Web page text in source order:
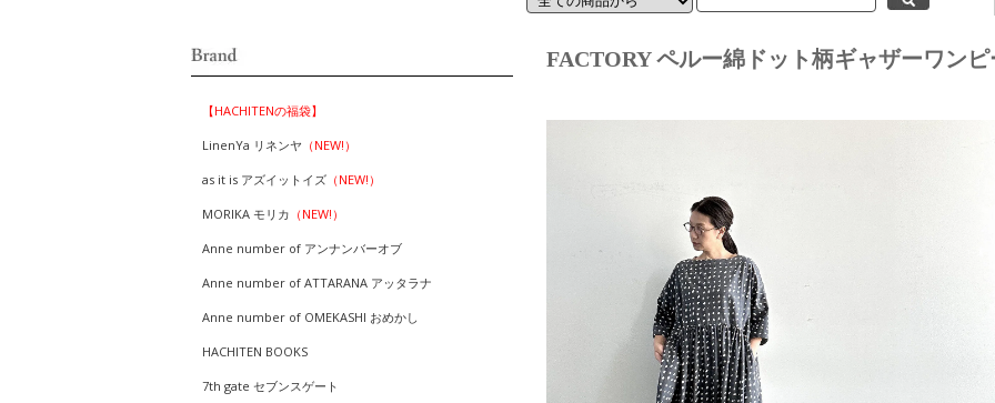
【HACHITENの福袋】
LinenYa リネンヤ （NEW!）
as it is アズイットイズ （NEW!）
MORIKA モリカ （NEW!）
Anne number of アンナンバーオブ
Anne number of ATTARANA アッタラナ
Anne number of OMEKASHI おめかし
HACHITEN BOOKS
7th gate セブンスゲート
FACTORY ペルー綿ドット柄ギャザーワンピ